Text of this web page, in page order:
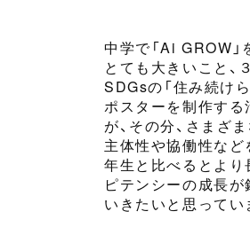
中学で「Ai GROW」
とても大きいこと、
SDGsの「住み続け
ポスターを制作する
が、 その分、 さまざ
主体性や協働性など
年生と比べるとよ
ピテンシーの成長
いきたいと思ってい